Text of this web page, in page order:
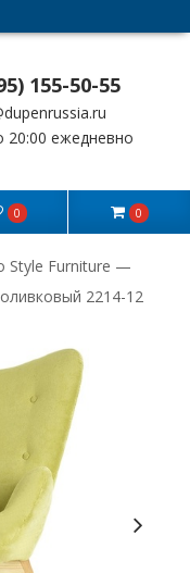
155-50-55
20:00 ежедневно
0 0
Style Furniture —
2214-12